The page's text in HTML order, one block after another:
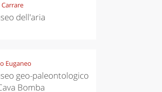
Carrare
dell'aria
Euganeo
geo-paleontologico
Bomba